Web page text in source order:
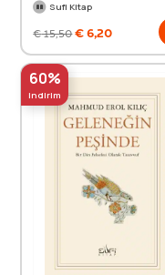
Sufi Kitap
€15,50€6,20
60%
indirim